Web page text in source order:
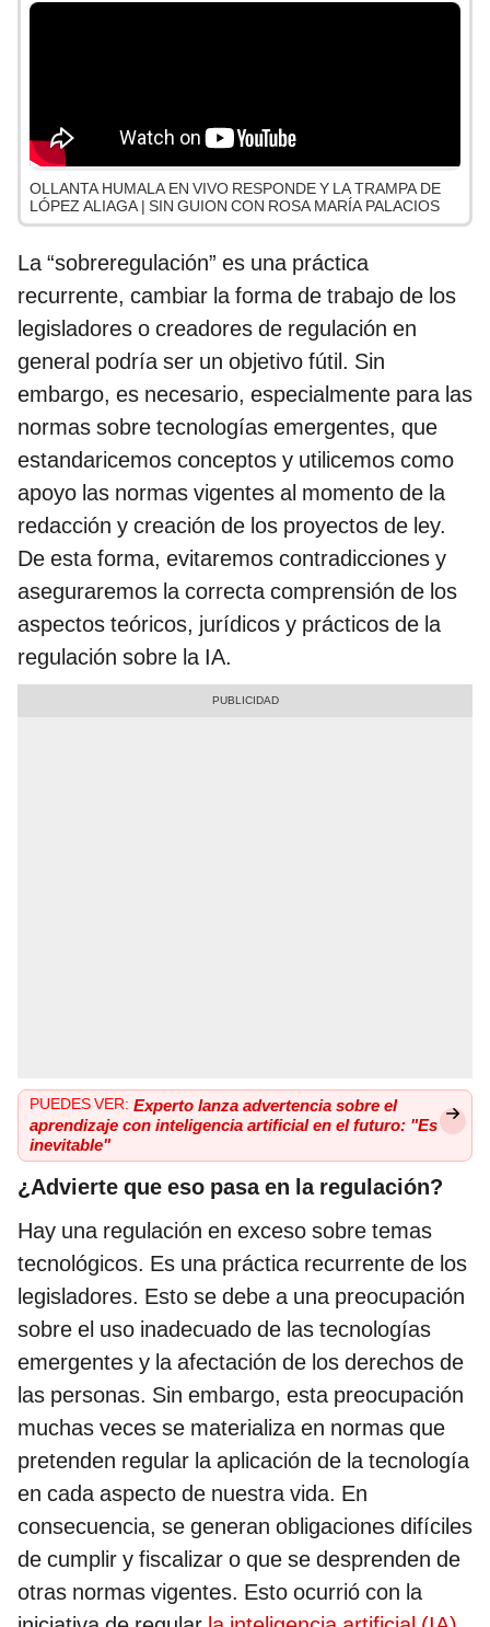
OLLANTA HUMALA EN VIVO RESPONDE Y LA TRAMPA DE
LÓPEZ ALIAGA | SIN GUION CON ROSA MARÍA PALACIOS
La “sobreregulación” es una práctica
recurrente, cambiar la forma de trabajo de los
legisladores o creadores de regulación en
general podría ser un objetivo fútil. Sin
embargo, es necesario, especialmente para las
normas sobre tecnologías emergentes, que
estandaricemos conceptos y utilicemos como
apoyo las normas vigentes al momento de la
redacción y creación de los proyectos de ley.
De esta forma, evitaremos contradicciones y
aseguraremos la correcta comprensión de los
aspectos teóricos, jurídicos y prácticos de la
regulación sobre la IA.
PUEDES VER: Experto lanza advertencia sobre el
aprendizaje con inteligencia artificial en el futuro: "Es
inevitable"
¿Advierte que eso pasa en la regulación?
Hay una regulación en exceso sobre temas
tecnológicos. Es una práctica recurrente de los
legisladores. Esto se debe a una preocupación
sobre el uso inadecuado de las tecnologías
emergentes y la afectación de los derechos de
las personas. Sin embargo, esta preocupación
muchas veces se materializa en normas que
pretenden regular la aplicación de la tecnología
en cada aspecto de nuestra vida. En
consecuencia, se generan obligaciones difíciles
de cumplir y fiscalizar o que se desprenden de
otras normas vigentes. Esto ocurrió con la